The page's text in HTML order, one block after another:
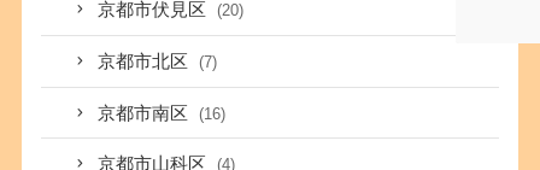
京都市伏見区 (20)
京都市北区 (7)
京都市南区 (16)
京都市山科区 (4)